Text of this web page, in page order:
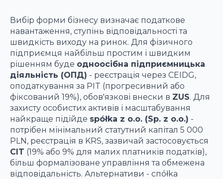
Вибір форми бізнесу визначає податкове
навантаження, ступінь відповідальності та
швидкість виходу на ринок. Для фізичного
підприємця найбільш простим і швидким
рішенням буде одноосібна підприємницька
діяльність (ОПД) - реєстрація через CEIDG,
оподаткування за PIT (прогресивний або
фіксований 19%), обов'язкові внески в ZUS. Для
захисту особистих активів і масштабування
найкраще підійде spółka z o.o. (Sp. z o.o.) -
потрібен мінімальний статутний капітал 5 000
PLN, реєстрація в KRS, зазвичай застосовується
CIT (19% або 9% для малих платників податків),
більш формалізоване управління та обмежена
відповідальність. Альтернативи - спółka